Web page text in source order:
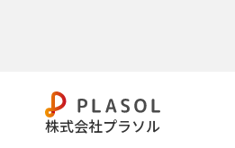
株式会社プラソル
資料請求
無料相談